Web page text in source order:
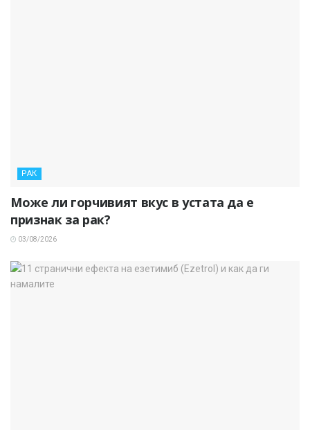
РАК
Може ли горчивият вкус в устата да е
признак за рак?
03/08/2026